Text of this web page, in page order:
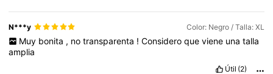
N***y Color: Negro / Talla: XL
Muy bonita , no transparenta ! Considero que viene una talla
amplia
Útil (2)